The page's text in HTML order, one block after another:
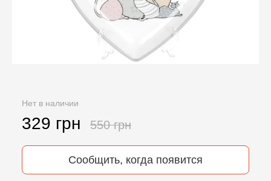
Нет в наличии
329 грн 550 грн
Сообщить, когда появится